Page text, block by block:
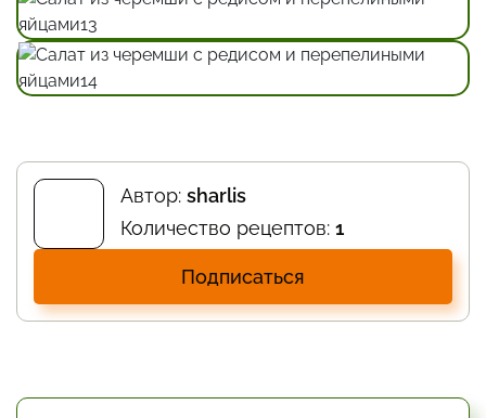
Автор: sharlis
Количество рецептов: 1
Подписаться